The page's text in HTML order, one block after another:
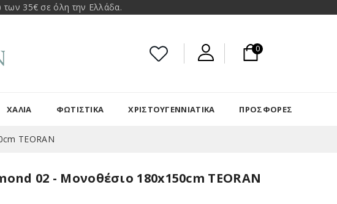
των 35€ σε όλη την Ελλάδα.
0
ΧΑΛΙΑ ΦΩΤΙΣΤΙΚΑ ΧΡΙΣΤΟΥΓΕΝΝΙΆΤΙΚΑ ΠΡΟΣΦΟΡΈΣ
TEORAN
02 - Μονοθέσιο 180x150cm TEORAN